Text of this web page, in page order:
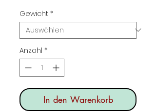
Gewicht *
Anzahl *
In den Warenkorb